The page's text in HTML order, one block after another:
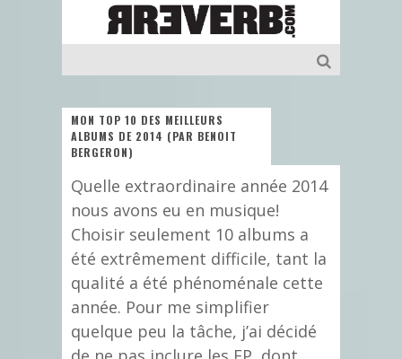
MON TOP 10 DES MEILLEURS
ALBUMS DE 2014 (PAR BENOIT
BERGERON)
Quelle extraordinaire année 2014
nous avons eu en musique!
Choisir seulement 10 albums a
été extrêmement difficile, tant la
qualité a été phénoménale cette
année. Pour me simplifier
quelque peu la tâche, j’ai décidé